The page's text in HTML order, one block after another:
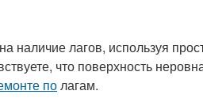
наличие лагов, используя
что поверхность
полагам.